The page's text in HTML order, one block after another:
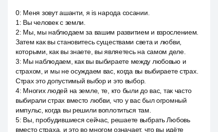
0: Меня зовут ашанти, я is народа сосании.
1 : Вы человек с земли.
2: Мы, мы наблюдаем за вашим развитием и взрослением.
Затем как вы становитесь существами света и любви,
которыми, как вы знаете, вы являетесь на самом деле.
3: Мы наблюдаем, как вы выбираете между любовью и
страхом, и мы не осуждаем вас, когда вы выбираете страх.
Страх это допустимый выбор и это выбор.
4: Многих людей на земле, те, кто были до вас, так часто
выбирали страх вместо любви, что у вас был огромный
импульс, когда вы решили воплотиться там.
5: Вы, пробудившиеся сейчас, решаете выбрать Любовь
вместо страха, и это во многом означает, что вы идёте